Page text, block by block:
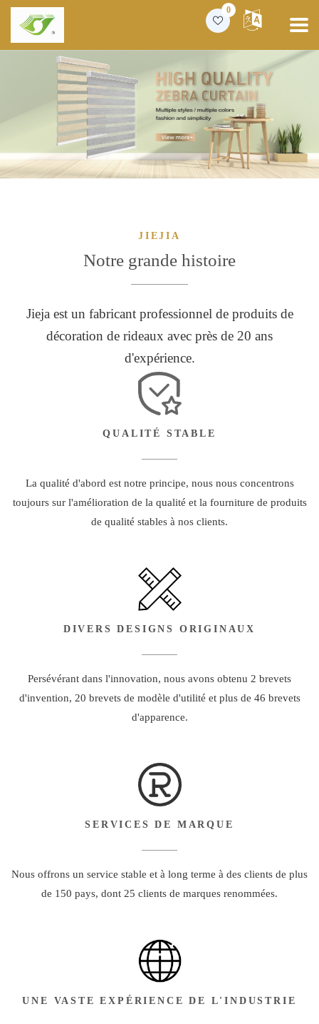
0
JIEJIA
Notre grande histoire
Jieja est un fabricant professionnel de produits de
décoration de rideaux avec près de 20 ans
d'expérience.
QUALITÉ STABLE
La qualité d'abord est notre principe, nous nous concentrons
toujours sur l'amélioration de la qualité et la fourniture de produits
de qualité stables à nos clients.
DIVERS DESIGNS ORIGINAUX
Persévérant dans l'innovation, nous avons obtenu 2 brevets
d'invention, 20 brevets de modèle d'utilité et plus de 46 brevets
d'apparence.
SERVICES DE MARQUE
Nous offrons un service stable et à long terme à des clients de plus
de 150 pays, dont 25 clients de marques renommées.
UNE VASTE EXPÉRIENCE DE L'INDUSTRIE